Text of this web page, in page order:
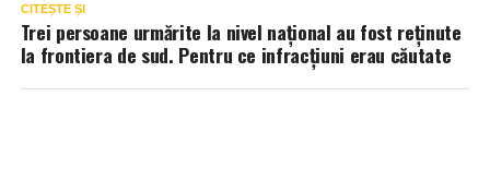
CITEȘTE ȘI
Trei persoane urmărite la nivel național au fost reținute
la frontiera de sud. Pentru ce infracțiuni erau căutate